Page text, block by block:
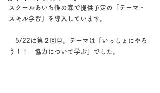
スクールあいち惟の森で提供予定の「テーマ・
スキル学習」を導入しています。
5/22は第２回目。テーマは「いっしょにやろ
う！！＝協力について学ぶ」でした。